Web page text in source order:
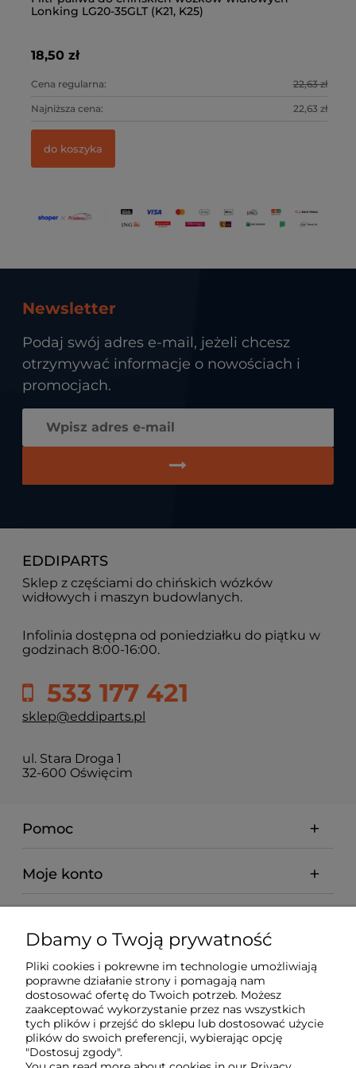
Lonking LG20-35GLT (K21, K25)
18,50 zł
Cena regularna: 22,63 zł
Najniższa cena: 22,63 zł
do koszyka
Newsletter
Podaj swój adres e-mail, jeżeli chcesz
otrzymywać informacje o nowościach i
promocjach.
EDDIPARTS
Sklep z częściami do chińskich wózków
widłowych i maszyn budowlanych.
Infolinia dostępna od poniedziałku do piątku w
godzinach 8:00-16:00.
533 177 421
sklep@eddiparts.pl
ul. Stara Droga 1
32-600 Oświęcim
Pomoc
Moje konto
Informacje
O nas
Dbamy o Twoją prywatność
Pliki cookies i pokrewne im technologie umożliwiają
poprawne działanie strony i pomagają nam
dostosować ofertę do Twoich potrzeb. Możesz
zaakceptować wykorzystanie przez nas wszystkich
tych plików i przejść do sklepu lub dostosować użycie
plików do swoich preferencji, wybierając opcję
"Dostosuj zgody".